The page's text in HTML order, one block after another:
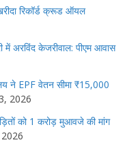
रिकॉर्ड क्रूड ऑयल
अरविंद केजरीवाल: पीएम आवास
ने EPF वेतन सीमा ₹15,000
2026
को 1 करोड़ मुआवजे की मांग